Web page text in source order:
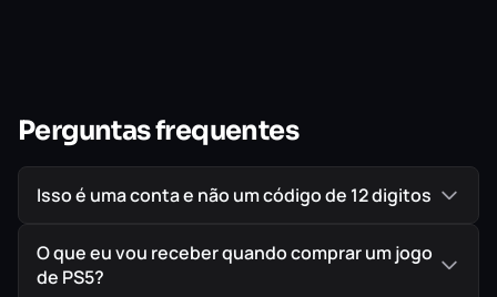
garantindo assim a melhor procedência possível para
seu jogo em mídia digital.
Perguntas frequentes
Isso é uma conta e não um código de 12 digitos
O que eu vou receber quando comprar um jogo
de PS5?